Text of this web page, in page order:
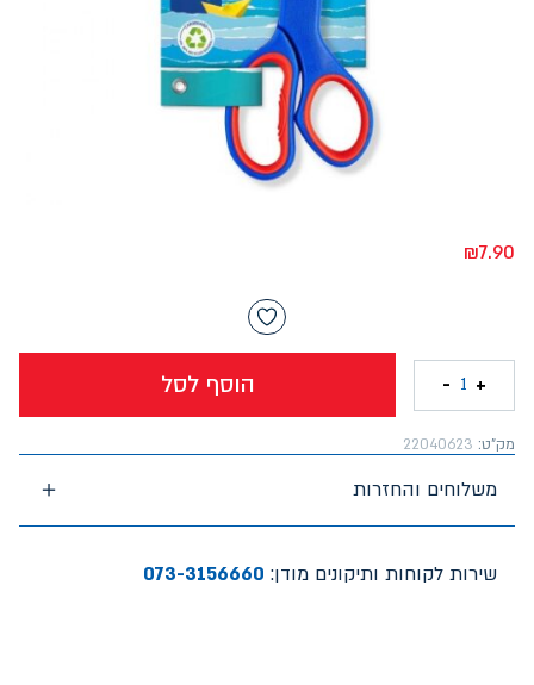
₪7.90
הוסף לסל +
1
-
מק"ט: 22040623
משלוחים והחזרות
שירות לקוחות ותיקונים מודן: 073-3156660